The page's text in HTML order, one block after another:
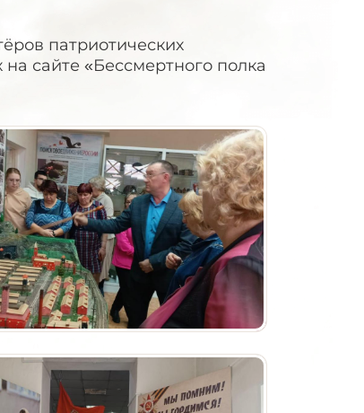
патриотических
сайте «Бессмертного полка